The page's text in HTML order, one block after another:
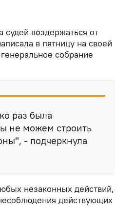
воздержаться от
в пятницу на своей
собрание
раз была
не можем строить
- подчеркнула
незаконных действий,
действующих